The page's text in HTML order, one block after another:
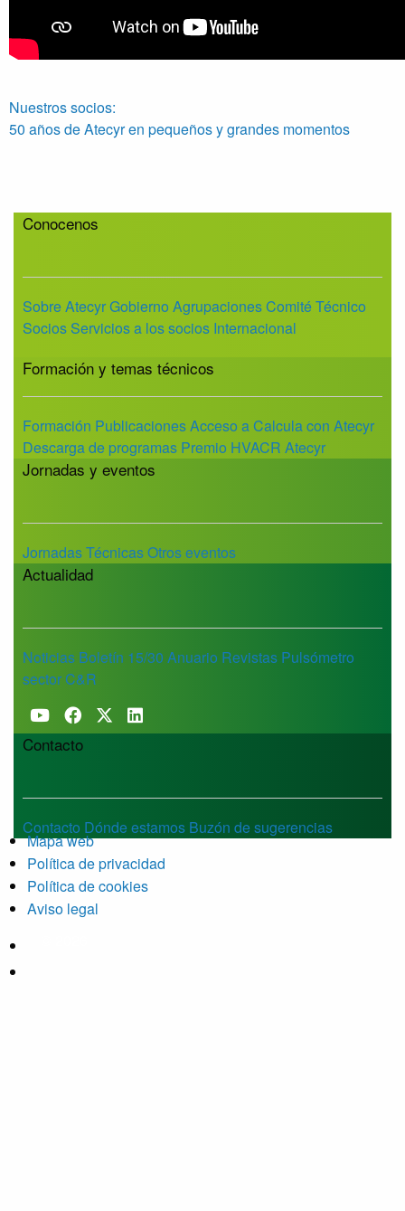
Nuestros socios:
50 años de Atecyr en pequeños y grandes momentos
Conocenos
Sobre AtecyrGobierno AgrupacionesComité Técnico
Socios Servicios a los socios Internacional
Formación y temas técnicos
Formación PublicacionesAcceso a Calcula con Atecyr
Descarga de programas Premio HVACR Atecyr
Jornadas y eventos
Jornadas TécnicasOtros eventos
Actualidad
Noticias Boletín 15/30 Anuario Revistas Pulsómetro
sector C&R
Contacto
Contacto Dónde estamos Buzón de sugerencias
Mapa web
Política de privacidad
Política de cookies
Aviso legal